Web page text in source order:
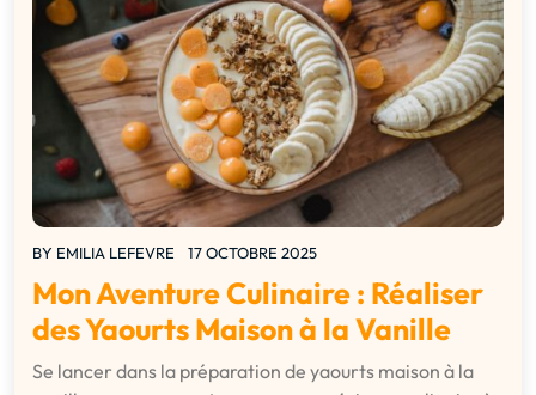
BY EMILIA LEFEVRE 17 OCTOBRE 2025
Mon Aventure Culinaire : Réaliser
des Yaourts Maison à la Vanille
Se lancer dans la préparation de yaourts maison à la